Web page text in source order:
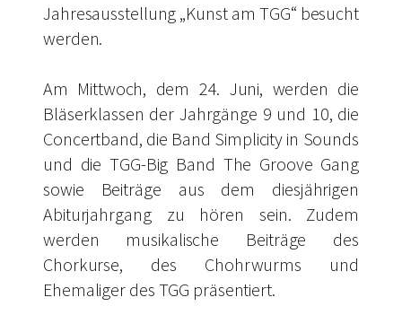
Jahresausstellung „Kunst am TGG“ besucht
werden.
Am Mittwoch, dem 24. Juni, werden die
Bläserklassen der Jahrgänge 9 und 10, die
Concertband, die Band Simplicity in Sounds
und die TGG-Big Band The Groove Gang
sowie Beiträge aus dem diesjährigen
Abiturjahrgang zu hören sein. Zudem
werden musikalische Beiträge des
Chorkurse, des Chohrwurms und
Ehemaliger des TGG präsentiert.